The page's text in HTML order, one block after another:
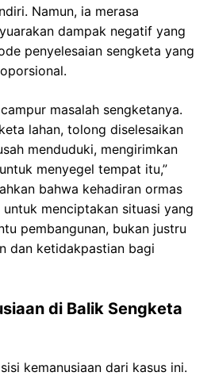
Namun, ia merasa
dampak negatif yang
penyelesaian sengketa yang
masalah sengketanya.
lahan, tolong diselesaikan
menduduki, mengirimkan
menyegel tempat itu,”
bahwa kehadiran ormas
menciptakan situasi yang
pembangunan, bukan justru
dan ketidakpastian bagi
di Balik Sengketa
kemanusiaan dari kasus ini.